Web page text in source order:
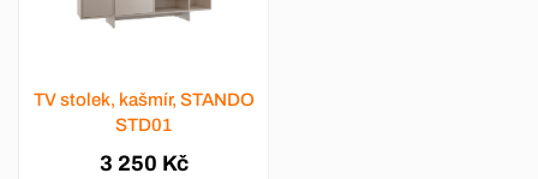
TV stolek, kašmír, STANDO
STD01
3 250 Kč